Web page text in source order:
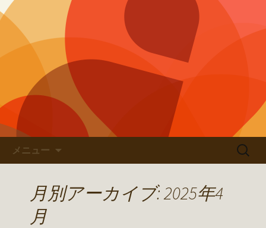
鶏田村の居心地ブログ
ほっこり奈良の焼鳥屋「鶏田村」のオ
ーナーブログ
メニュー
検
月別アーカイブ: 2025年4
月